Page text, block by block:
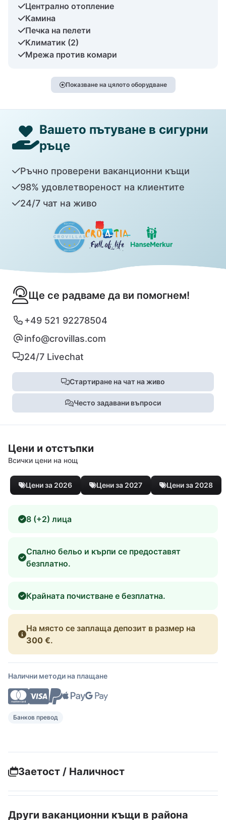
Централно отопление
Камина
Печка на пелети
Климатик (2)
Мрежа против комари
Показване на цялото оборудване
Вашето пътуване в сигурни
ръце
Ръчно проверени ваканционни къщи
98% удовлетвореност на клиентите
24/7 чат на живо
Ще се радваме да ви помогнем!
+49 521 92278504
info@crovillas.com
24/7 Livechat
Стартиране на чат на живо
Често задавани въпроси
Цени и отстъпки
Всички цени на нощ
Цени за 2026 Цени за 2027 Цени за 2028
8 (+2) лица
Спално бельо и кърпи се предоставят
безплатно.
Крайната почистване е безплатна.
На място се заплаща депозит в размер на
300 €.
Налични методи на плащане
Банков превод
Заетост / Наличност
Други ваканционни къщи в района